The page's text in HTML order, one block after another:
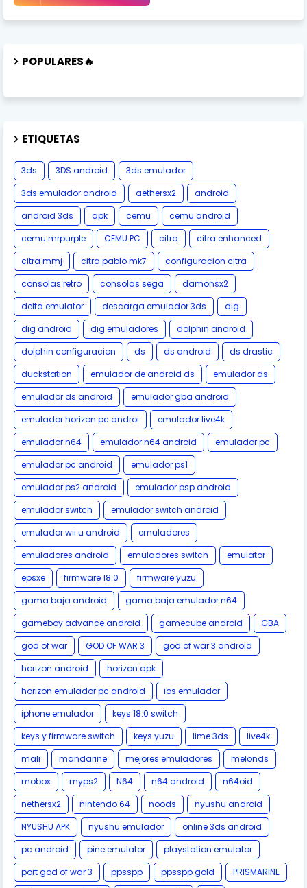
POPULARES🔥
ETIQUETAS
3ds 3DS android
3ds emulador
3ds emulador android
aethersx2
android
android 3ds
apk cemu
cemu android
cemu mrpurple
CEMU PC citra
citra enhanced
citra mmj
citra pablo mk7
configuracion citra
consolas retro
consolas sega
damonsx2
delta emulator
descarga emulador 3ds
dig
dig android
dig emuladores
dolphin android
dolphin configuracion
ds ds android
ds drastic
duckstation
emulador de android ds
emulador ds
emulador ds android
emulador gba android
emulador horizon pc androi
emulador live4k
emulador n64
emulador n64 android
emulador pc
emulador pc android
emulador ps1
emulador ps2 android
emulador psp android
emulador switch
emulador switch android
emulador wii u android
emuladores
emuladores android
emuladores switch
emulator
epsxe
firmware 18.0
firmware yuzu
gama baja android
gama baja emulador n64
gameboy advance android
gamecube android
GBA
god of war
GOD OF WAR 3
god of war 3 android
horizon android
horizon apk
horizon emulador pc android
ios emulador
iphone emulador
keys 18.0 switch
keys y firmware switch
keys yuzu lime 3ds
live4k
mali
mandarine mejores emuladores
melonds
mobox
myps2 N64 n64 android
n64oid
nethersx2
nintendo 64 noods
nyushu android
NYUSHU APK
nyushu emulador
online 3ds android
pc android
pine emulator
playstation emulator
port god of war 3
ppsspp ppsspp gold
PRISMARINE